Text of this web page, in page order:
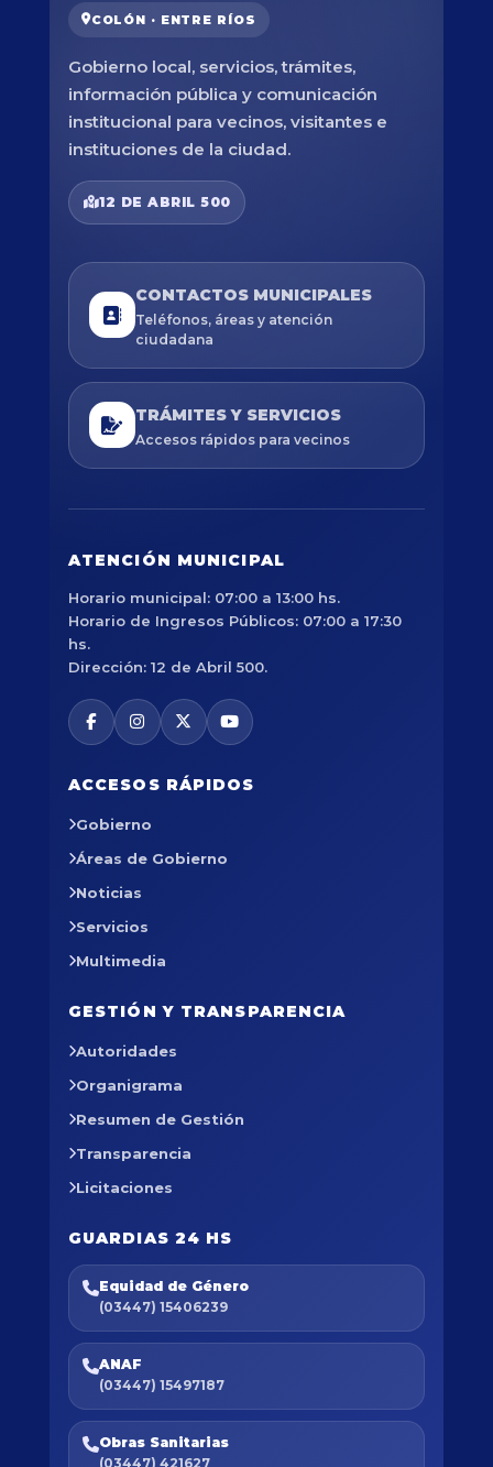
COLÓN · ENTRE RÍOS
Gobierno local, servicios, trámites,
información pública y comunicación
institucional para vecinos, visitantes e
instituciones de la ciudad.
12 DE ABRIL 500
CONTACTOS MUNICIPALES
Teléfonos, áreas y atención
ciudadana
TRÁMITES Y SERVICIOS
Accesos rápidos para vecinos
ATENCIÓN MUNICIPAL
Horario municipal: 07:00 a 13:00 hs.
Horario de Ingresos Públicos: 07:00 a 17:30
hs.
Dirección: 12 de Abril 500.
ACCESOS RÁPIDOS
Gobierno
Áreas de Gobierno
Noticias
Servicios
Multimedia
GESTIÓN Y TRANSPARENCIA
Autoridades
Organigrama
Resumen de Gestión
Transparencia
Licitaciones
GUARDIAS 24 HS
Equidad de Género
(03447) 15406239
ANAF
(03447) 15497187
Obras Sanitarias
(03447) 421627